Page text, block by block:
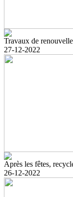
Travaux de
27-12-2022
Après les fêtes,
26-12-2022